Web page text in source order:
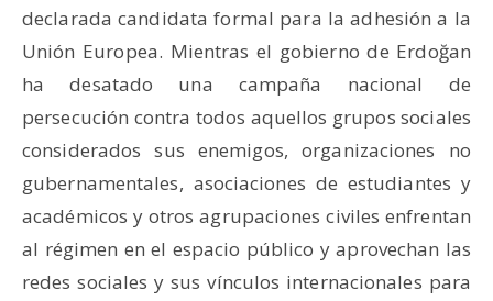
declarada candidata formal para la adhesión a la
Unión Europea. Mientras el gobierno de Erdoğan
ha desatado una campaña nacional de
persecución contra todos aquellos grupos sociales
considerados sus enemigos, organizaciones no
gubernamentales, asociaciones de estudiantes y
académicos y otros agrupaciones civiles enfrentan
al régimen en el espacio público y aprovechan las
redes sociales y sus vínculos internacionales para